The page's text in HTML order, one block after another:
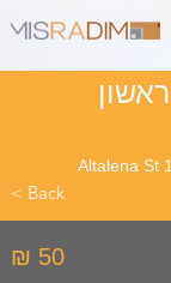
Altalena St
< Back
₪ 50